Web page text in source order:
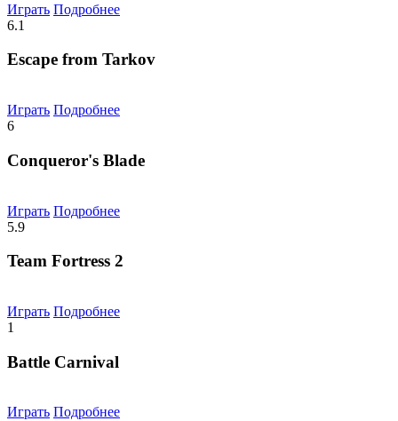
Играть Подробнее
6.1
Escape from Tarkov
Играть Подробнее
6
Conqueror's Blade
Играть Подробнее
5.9
Team Fortress 2
Играть Подробнее
1
Battle Carnival
Играть Подробнее